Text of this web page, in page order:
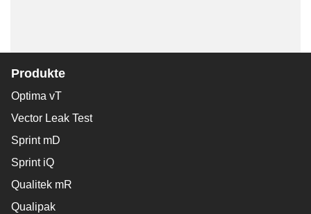
Produkte
Optima vT
Vector Leak Test
Sprint mD
Sprint iQ
Qualitek mR
Qualipak